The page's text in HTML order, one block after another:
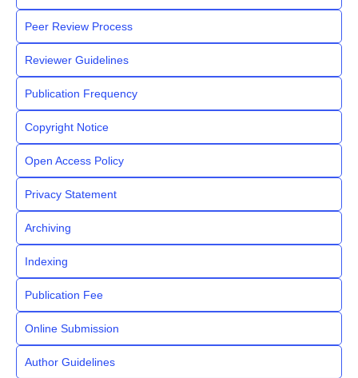
Peer Review Process
Reviewer Guidelines
Publication Frequency
Copyright Notice
Open Access Policy
Privacy Statement
Archiving
Indexing
Publication Fee
Online Submission
Author Guidelines